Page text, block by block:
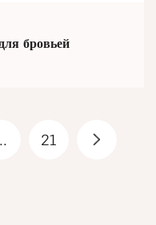
бровьей
21